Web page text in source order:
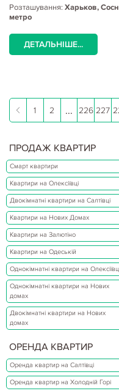
Розташування: Харьков,
метро
ДЕТАЛЬНІШЕ...
1 2 ... 226 227
ПРОДАЖ КВАРТИР
Смарт квартири
Квартири на Олексіївці
Двокімнатні квартири на Салтівці
Квартири на Нових Домах
Квартири на Залютіно
Квартири на Одеській
Однокімнатні квартири на
Однокімнатні квартири на Нових
домах
Двокімнатні квартири на Нових
домах
ОРЕНДА КВАРТИР
Оренда квартир на Салтівці
Оренда квартир на Холодній Горі